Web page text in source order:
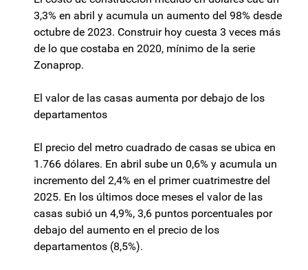
3,3% en abril y acumula un aumento del 98% desde
octubre de 2023. Construir hoy cuesta 3 veces más
de lo que costaba en 2020, mínimo de la serie
Zonaprop.
El valor de las casas aumenta por debajo de los
departamentos
El precio del metro cuadrado de casas se ubica en
1.766 dólares. En abril sube un 0,6% y acumula un
incremento del 2,4% en el primer cuatrimestre del
2025. En los últimos doce meses el valor de las
casas subió un 4,9%, 3,6 puntos porcentuales por
debajo del aumento en el precio de los
departamentos (8,5%).